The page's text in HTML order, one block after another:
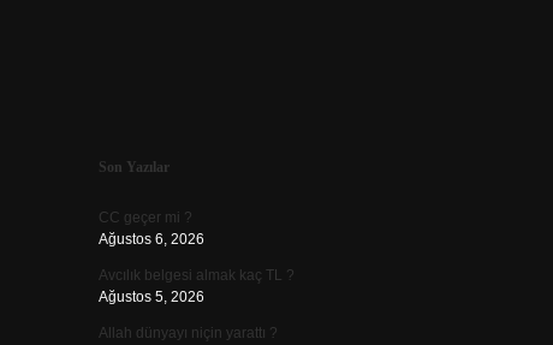
Sidebar
Son Yazılar
CC geçer mi ?
Ağustos 6, 2026
Avcılık belgesi almak kaç TL ?
Ağustos 5, 2026
Allah dünyayı niçin yarattı ?